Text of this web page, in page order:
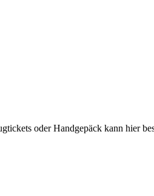
oder Handgepäck kann hier